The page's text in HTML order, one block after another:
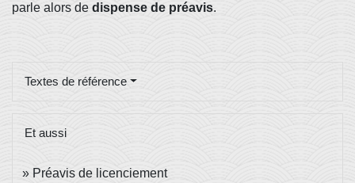
parle alors de dispense de préavis.
Textes de référence
Et aussi
Préavis de licenciement